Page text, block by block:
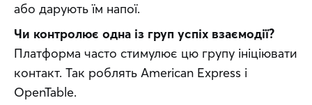
або дарують їм напої.
Чи контролює одна із груп успіх взаємодії?
Платформа часто стимулює цю групу ініціювати
контакт. Так роблять American Express і
OpenTable.